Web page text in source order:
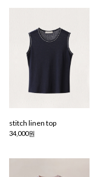
stitch linen top
34,000원